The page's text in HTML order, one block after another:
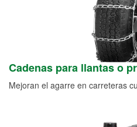
Cadenas para llantas o
Mejoran el agarre en carreteras